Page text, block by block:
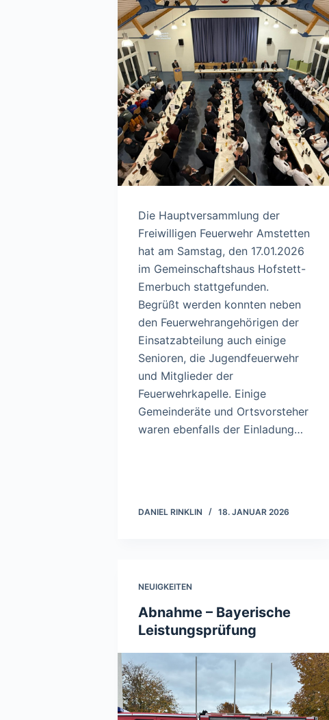
Die Hauptversammlung der
Freiwilligen Feuerwehr Amstetten
hat am Samstag, den 17.01.2026
im Gemeinschaftshaus Hofstett-
Emerbuch stattgefunden.
Begrüßt werden konnten neben
den Feuerwehrangehörigen der
Einsatzabteilung auch einige
Senioren, die Jugendfeuerwehr
und Mitglieder der
Feuerwehrkapelle. Einige
Gemeinderäte und Ortsvorsteher
waren ebenfalls der Einladung…
DANIEL RINKLIN 18. JANUAR 2026
NEUIGKEITEN
Abnahme – Bayerische
Leistungsprüfung